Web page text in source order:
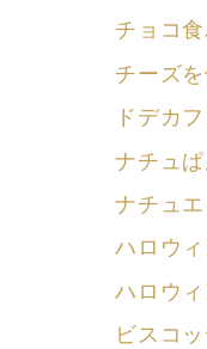
チョコ
チーズ
ドデカ
ナチュ
ナチュ
ハロウ
ハロウ
ビスコッ